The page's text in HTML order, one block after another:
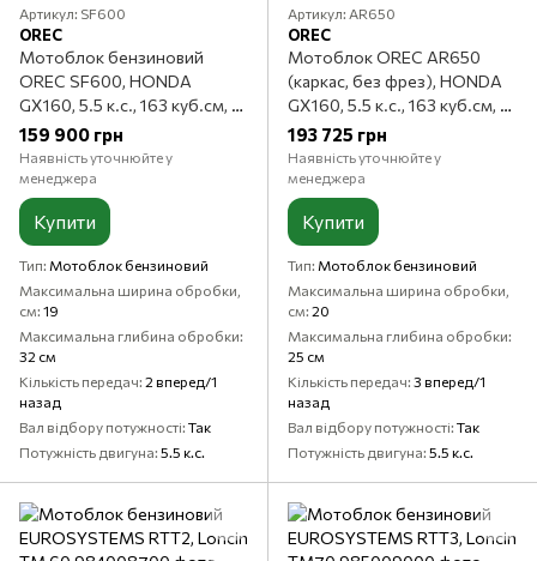
Артикул: SF600
OREC
Мотоблок бензиновий
OREC SF600, HONDA
GX160, 5.5 к.с., 163 куб.см, 2
вперед/1 назад, Бензиновий
159 900 грн
Наявність уточнюйте у
менеджера
Купити
Тип Мотоблок бензиновий
Максимальна ширина обробки,
см 19
Максимальна глибина обробки
32 см
Кількість передач 2 вперед/1
назад
Вал відбору потужності Так
Потужність двигуна 5.5 к.с.
Артикул: AR650
OREC
Мотоблок OREC AR650
(каркас, без фрез), HONDA
GX160, 5.5 к.с., 163 куб.см, 3
вперед/1 назад, Бензиновий
193 725 грн
Наявність уточнюйте у
менеджера
Купити
Тип Мотоблок бензиновий
Максимальна ширина обробки,
см 20
Максимальна глибина обробки
25 см
Кількість передач 3 вперед/1
назад
Вал відбору потужності Так
Потужність двигуна 5.5 к.с.